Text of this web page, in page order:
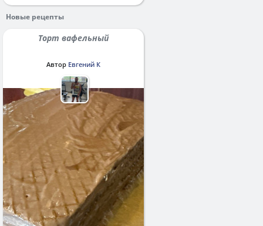
Новые рецепты
Торт вафельный
Автор Евгений К